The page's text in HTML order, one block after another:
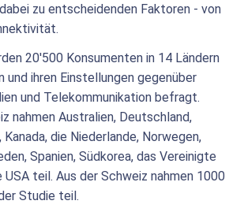
zu entscheidenden Faktoren - von
20'500 Konsumenten in 14 Ländern
und ihren Einstellungen gegenüber
und Telekommunikation befragt.
nahmen Australien, Deutschland,
Kanada, die Niederlande, Norwegen,
Spanien, Südkorea, das Vereinigte
USA teil. Aus der Schweiz nahmen 1000
Studie teil.